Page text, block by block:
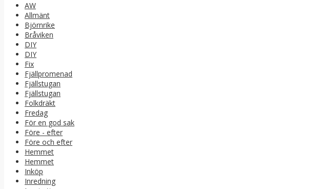
AW
Allmänt
Björnrike
Bråviken
DIY
DIY
Fix
Fjällpromenad
Fjällstugan
Fjällstugan
Folkdräkt
Fredag
För en god sak
Före - efter
Före och efter
Hemmet
Hemmet
Inköp
Inredning